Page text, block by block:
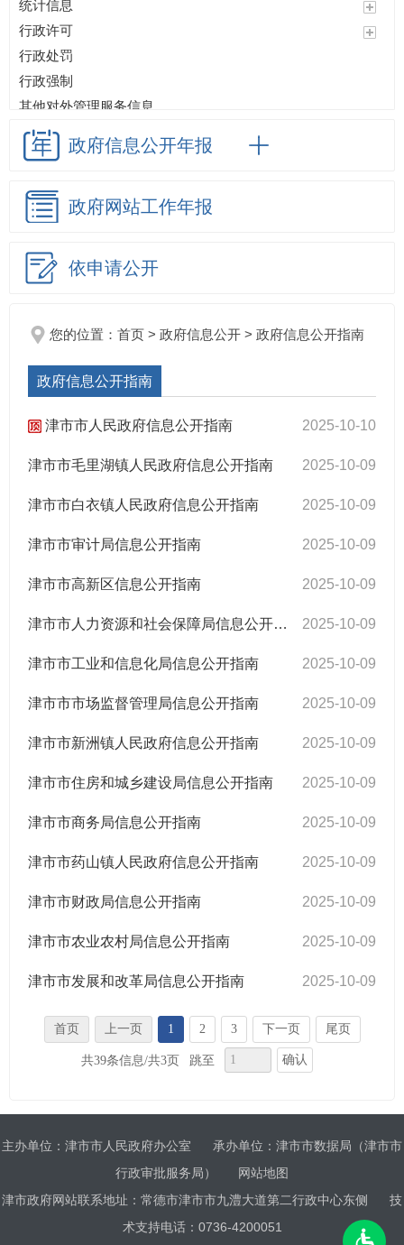
统计信息
行政许可
行政处罚
行政强制
其他对外管理服务信息
预算/决算
政府采购
重大项目
应急管理
生态环境
招考信息
津市市基层政务公开
政府信息公开年报
政府网站工作年报
依申请公开
您的位置： 首页 > 政府信息公开 > 政府信息公开指南
政府信息公开指南
津市市人民政府信息公开指南 2025-10-10
津市市毛里湖镇人民政府信息公开指南 2025-10-09
津市市白衣镇人民政府信息公开指南 2025-10-09
津市市审计局信息公开指南 2025-10-09
津市市高新区信息公开指南 2025-10-09
津市市人力资源和社会保障局信息公开指南 2025-10-09
津市市工业和信息化局信息公开指南 2025-10-09
津市市市场监督管理局信息公开指南 2025-10-09
津市市新洲镇人民政府信息公开指南 2025-10-09
津市市住房和城乡建设局信息公开指南 2025-10-09
津市市商务局信息公开指南 2025-10-09
津市市药山镇人民政府信息公开指南 2025-10-09
津市市财政局信息公开指南 2025-10-09
津市市农业农村局信息公开指南 2025-10-09
津市市发展和改革局信息公开指南 2025-10-09
首页 上一页 1 2 3 下一页 尾页
共39条信息/共3页 跳至 确认
主办单位：津市市人民政府办公室
承办单位：津市市数据局（津市市
行政审批服务局）
网站地图
津市政府网站联系地址：常德市津市市九澧大道第二行政中心东侧
技
术支持电话：0736-4200051